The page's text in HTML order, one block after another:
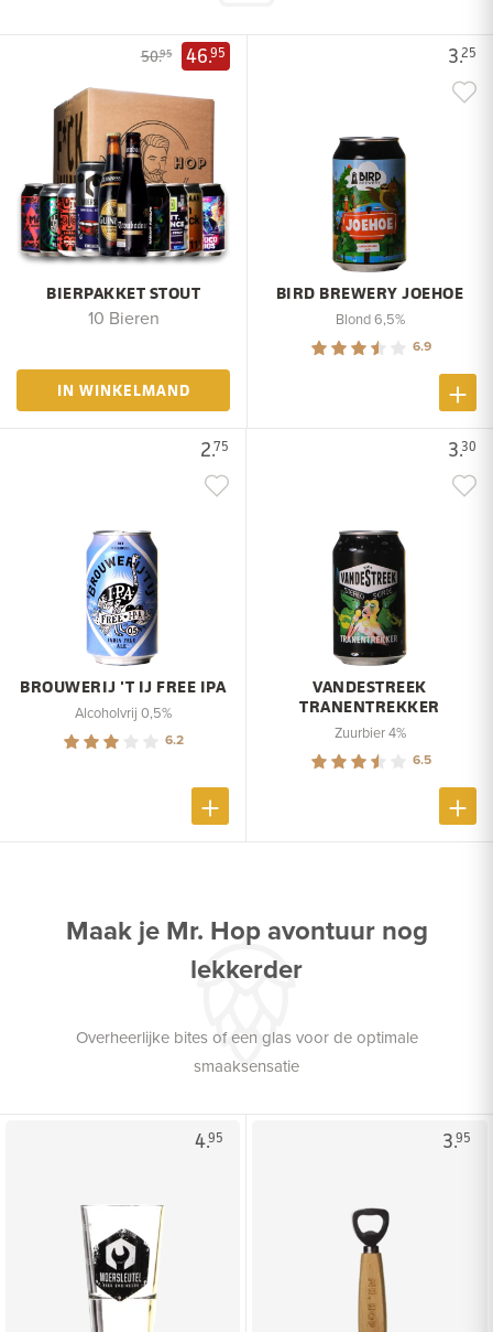
50.95 46.95
BIERPAKKET STOUT
10 Bieren
IN WINKELMAND
3.25
BIRD BREWERY JOEHOE
Blond 6,5%
6.9
2.75
BROUWERIJ 'T IJ FREE IPA
Alcoholvrij 0,5%
6.2
3.30
VANDESTREEK
TRANENTREKKER
Zuurbier 4%
6.5
Maak je Mr. Hop avontuur nog
lekkerder
Overheerlijke bites of een glas voor de optimale
smaaksensatie
4.95 3.95